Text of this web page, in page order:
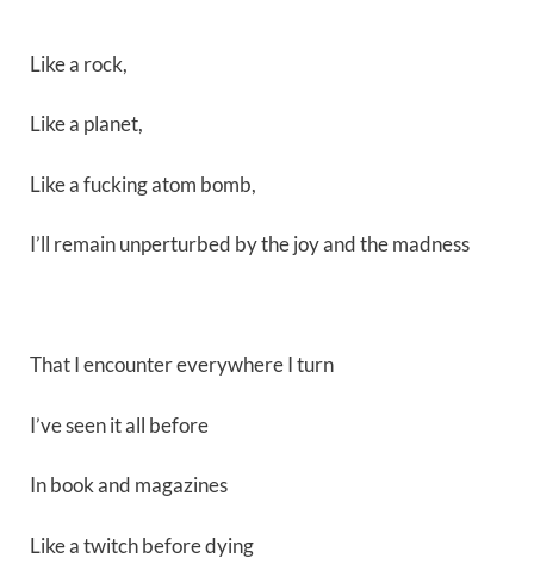
Like a rock,
Like a planet,
Like a fucking atom bomb,
I’ll remain unperturbed by the joy and the madness
That I encounter everywhere I turn
I’ve seen it all before
In book and magazines
Like a twitch before dying